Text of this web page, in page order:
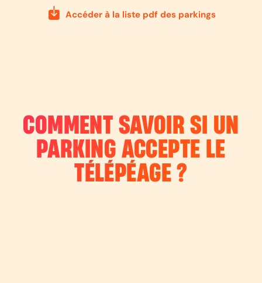
Accéder à la liste pdf des parkings
COMMENT SAVOIR SI UN
PARKING ACCEPTE LE
TÉLÉPÉAGE ?